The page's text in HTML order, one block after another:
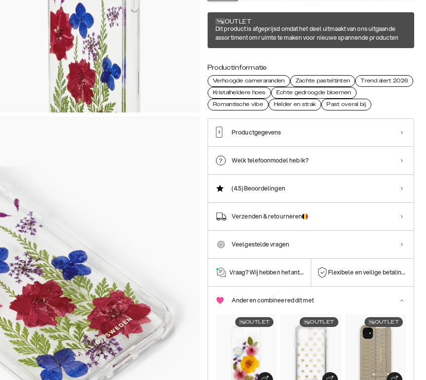
OUTLET
Dit product is afgeprijsd omdat het deel uitmaakt van ons uitgaande
assortiment om ruimte te maken voor nieuwe spannende producten
Productinformatie
Verhoogde cameraranden Zachte pasteltinten
Trend alert 2026
Kristalheldere hoes
Echte gedroogde bloemen
Romantische vibe
Helder en strak Past overal bij
Productgegevens
Welk telefoonmodel heb ik?
(4.5)Beoordelingen
Verzenden & retourneren
Veelgestelde vragen
Vraag? Wij hebben het antwoord! Flexibele en veilige betalingen
Anderen combineered dit met
OUTLET OUTLET OUTLET